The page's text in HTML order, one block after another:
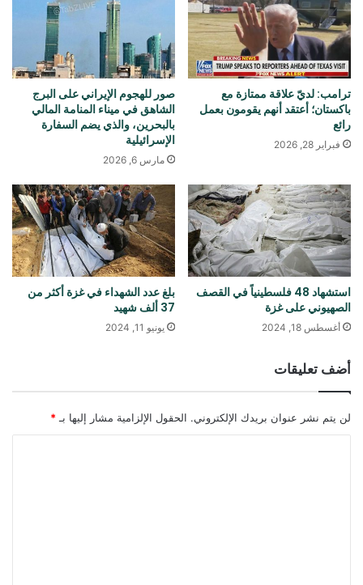
ترامب: لديّ علاقة ممتازة مع
باكستان؛ أعتقد أنهم يقومون بعمل
رائع
فبراير 28, 2026
صور للهجوم الإيراني على البرج
الشاهق في ميناء المنامة المالي
بالبحرين، والذي يضم السفارة
الإسرائيلية
مارس 6, 2026
استشهاد 48 فلسطينياً في القصف
الصهيوني على غزة
أغسطس 18, 2024
بلغ عدد الشهداء في غزة أكثر من
37 ألف شهيد
يونيو 11, 2024
أضف تعليقات
لن يتم نشر عنوان بريدك الإلكتروني. الحقول الإلزامية مشار إليها بـ *